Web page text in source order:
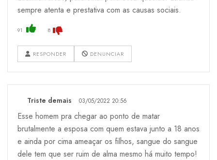
sempre atenta e prestativa com as causas sociais.
91 8
RESPONDER DENUNCIAR
Triste demais 03/05/2022 20:56
Esse homem pra chegar ao ponto de matar
brutalmente a esposa com quem estava junto a 18 anos
e ainda por cima ameaçar os filhos, sangue do sangue
dele tem que ser ruim de alma mesmo há muito tempo!